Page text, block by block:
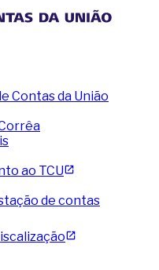
Contas da União
ao TCU
de contas